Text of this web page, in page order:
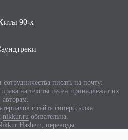
90-х
писать на почту:
на тексты песен принадлежат их
авторам.
с сайта гиперссылка
nikkur.ru обязательна.
Hashem, переводы